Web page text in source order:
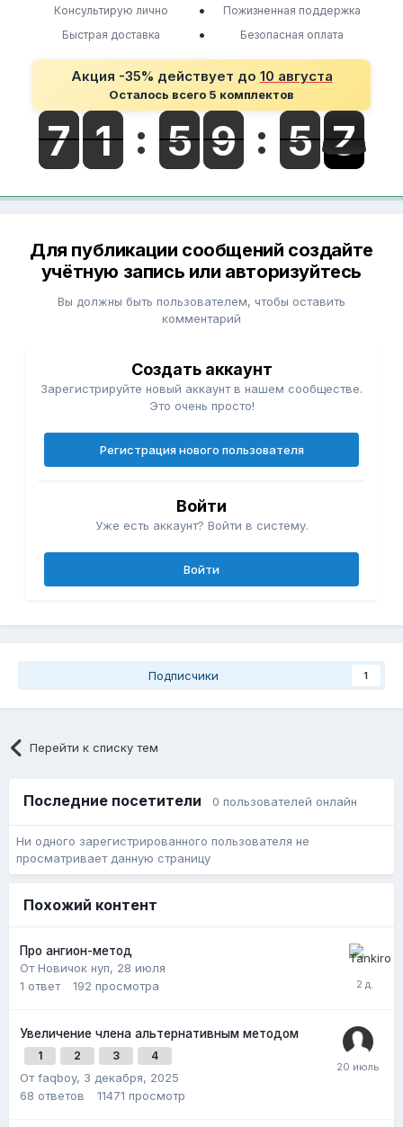
Консультирую лично •
Пожизненная поддержка
Быстрая доставка
• Безопасная оплата
Акция -35% действует до 10 августа
Осталось всего 5 комплектов
Для публикации сообщений создайте
учётную запись или авторизуйтесь
Вы должны быть пользователем, чтобы оставить
комментарий
Создать аккаунт
Зарегистрируйте новый аккаунт в нашем сообществе.
Это очень просто!
Регистрация нового пользователя
Войти
Уже есть аккаунт? Войти в систему.
Войти
Подписчики 1
Перейти к списку тем
Последние посетители 0 пользователей онлайн
Ни одного зарегистрированного пользователя не
просматривает данную страницу
Похожий контент
Про ангион-метод
От Новичок нуп, 28 июля
1 ответ 192 просмотра
Увеличение члена альтернативным методом
1 2 3 4
От faqboy, 3 декабря, 2025
68 ответов 11471 просмотр